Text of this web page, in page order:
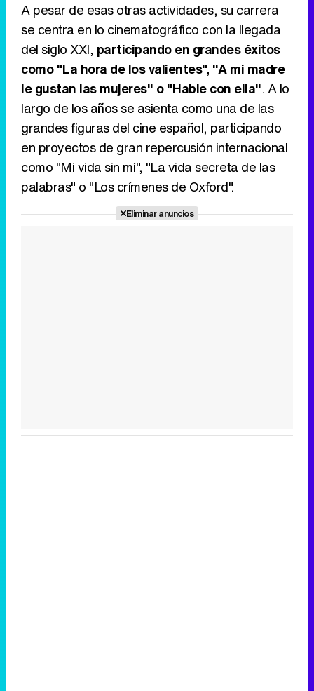
A pesar de esas otras actividades, su carrera
se centra en lo cinematográfico con la llegada
del siglo XXI, participando en grandes éxitos
como "La hora de los valientes", "A mi madre
le gustan las mujeres" o "Hable con ella". A lo
largo de los años se asienta como una de las
grandes figuras del cine español, participando
en proyectos de gran repercusión internacional
como "Mi vida sin mí", "La vida secreta de las
palabras" o "Los crímenes de Oxford".
Eliminar anuncios